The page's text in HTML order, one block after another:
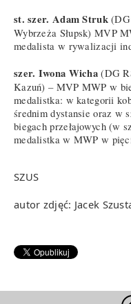
st. szer. Adam Struk(DG
Wybrzeża Słupsk) MVP
medalista w rywalizacji
szer. Iwona Wicha (DG
Kazuń) – MVP MWP w
medalistka: w kategorii
średnim dystansie oraz w
biegach przełajowych (w
medalistka w MWP w
SZUS
autor zdjęć: Jacek